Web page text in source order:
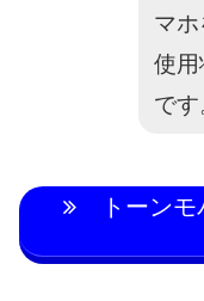
マ
使
です
トーン